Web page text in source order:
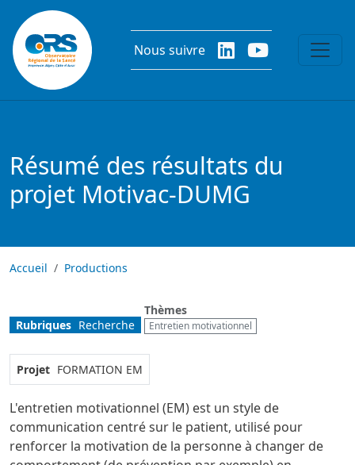
Aller au contenu principal
Nous suivre
Résumé des résultats du
projet Motivac-DUMG
Accueil Productions
Rubriques Recherche
Thèmes
Entretien motivationnel
Projet FORMATION EM
L'entretien motivationnel (EM) est un style de
communication centré sur le patient, utilisé pour
renforcer la motivation de la personne à changer de